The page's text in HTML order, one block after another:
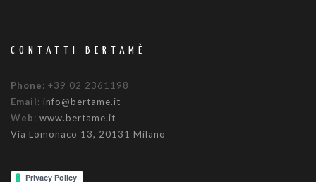
CONTATTI BERTAMÈ
Phone: +39 02 2361198
Email: info@bertame.it
Web: www.bertame.it
Via Lomonaco 13, 20131 Milano